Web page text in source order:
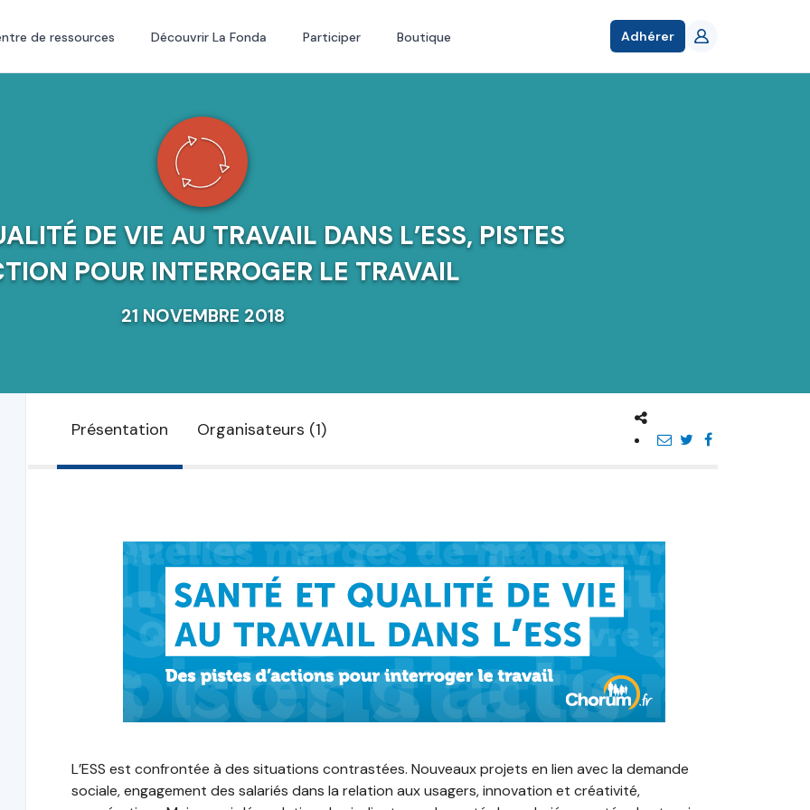
de ressources Découvrir La Fonda Participer Boutique Adhérer
DE VIE AU TRAVAIL DANS L’ESS, PISTES
POUR INTERROGER LE TRAVAIL
21 NOVEMBRE 2018
Présentation Organisateurs (1)
L’ESS est confrontée à des situations contrastées. Nouveaux projets en lien avec la demande
sociale, engagement des salariés dans la relation aux usagers, innovation et créativité,